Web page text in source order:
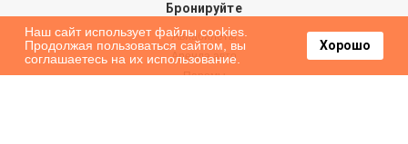
Бронируйте
Авиабилеты
Аренда авто
Паромы
Наш сайт использует файлы cookies.
Продолжая пользоваться сайтом, вы
соглашаетесь на их использование.
Хорошо